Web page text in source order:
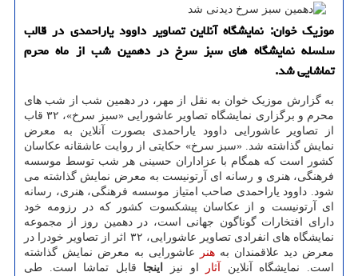
موزیک خوان: نمایشگاه آنلاین تصاویر داوود یاراحمدی در قالب
سلسله نمایشگاه های سبز سرخ در دهمین شب از ماه محرم
تماشایی شد.
به گزارش موزیک خوان به نقل از مهر، در دهمین شب از شب های
محرم و برگزاری نمایشگاه تصاویر عاشورایی «سبز سرخ»، ۳۲ قاب
از تصاویر عاشورایی داوود یاراحمدی بصورت آنلاین به معرض
نمایش گذاشته شد. «سبز سرخ» حکایتی از روایت عاشقانه عکاسان
کشور است که همگام با عزاداران حسینی هر شب توسط موسسه
فرهنگی، هنری و رسانه ای آرتونیست به معرض نمایش گذاشته می
شود. داوود یاراحمدی صاحب امتیاز موسسه فرهنگی، هنری، رسانه
ای آرتونیست و از عکاسان پیشکسوت کشور که در رزومه خود
دارای افتخارات گوناگون جهانی است، در دهمین روز از مجموعه
نمایشگاه های انفرادی تصاویر عاشورایی، ۳۲ اثر از تصاویر خودرا در
معرض دید علاقمندان به هنر
عاشورایی به معرض نمایش گذاشته
است. نمایشگاه آنلاین
آثار او نیز اینجا قابل تماشا است. طی